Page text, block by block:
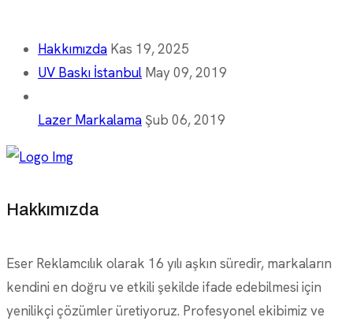
Hakkımızda Kas 19, 2025
UV Baskı İstanbul May 09, 2019
Lazer Markalama Şub 06, 2019
Hakkımızda
Eser Reklamcılık olarak 16 yılı aşkın süredir, markaların
kendini en doğru ve etkili şekilde ifade edebilmesi için
yenilikçi çözümler üretiyoruz. Profesyonel ekibimiz ve